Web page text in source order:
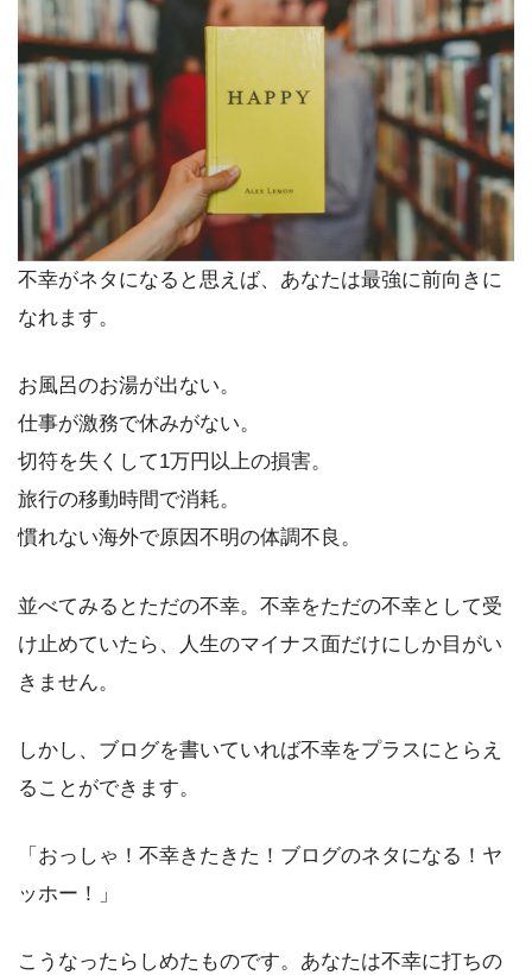
不幸がネタになると思えば、あなたは最強に前向きに
なれます。
お風呂のお湯が出ない。
仕事が激務で休みがない。
切符を失くして1万円以上の損害。
旅行の移動時間で消耗。
慣れない海外で原因不明の体調不良。
並べてみるとただの不幸。不幸をただの不幸として受
け止めていたら、人生のマイナス面だけにしか目がい
きません。
しかし、ブログを書いていれば不幸をプラスにとらえ
ることができます。
「おっしゃ！不幸きたきた！ブログのネタになる！ヤ
ッホー！」
こうなったらしめたものです。あなたは不幸に打ちの